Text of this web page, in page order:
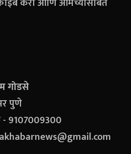
गोडसे
पुणे
- 9107009300